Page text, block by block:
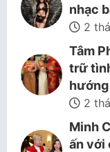
nhạc
2
Tâm
trữ
2
Minh
ấn với